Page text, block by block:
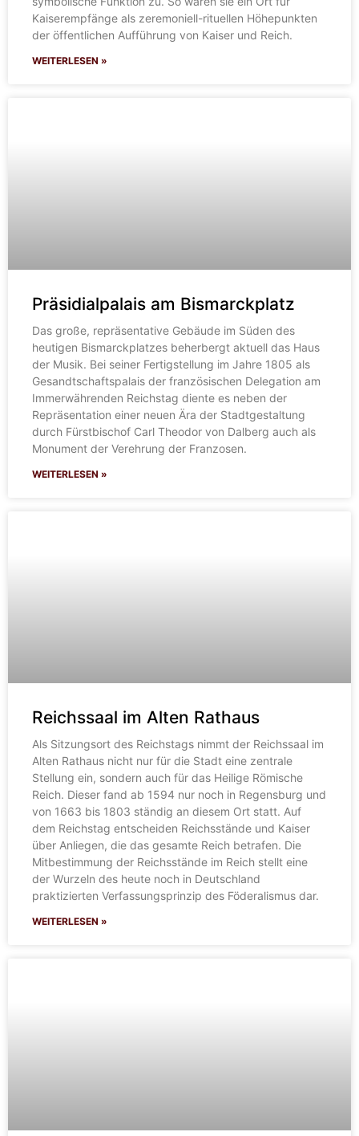
Kaiserempfänge als zeremoniell-rituellen Höhepunkten
der öffentlichen Aufführung von Kaiser und Reich.
WEITERLESEN »
Präsidialpalais am Bismarckplatz
Das große, repräsentative Gebäude im Süden des
heutigen Bismarckplatzes beherbergt aktuell das Haus
der Musik. Bei seiner Fertigstellung im Jahre 1805 als
Gesandtschaftspalais der französischen Delegation am
Immerwährenden Reichstag diente es neben der
Repräsentation einer neuen Ära der Stadtgestaltung
durch Fürstbischof Carl Theodor von Dalberg auch als
Monument der Verehrung der Franzosen.
WEITERLESEN »
Reichssaal im Alten Rathaus
Als Sitzungsort des Reichstags nimmt der Reichssaal im
Alten Rathaus nicht nur für die Stadt eine zentrale
Stellung ein, sondern auch für das Heilige Römische
Reich. Dieser fand ab 1594 nur noch in Regensburg und
von 1663 bis 1803 ständig an diesem Ort statt. Auf
dem Reichstag entscheiden Reichsstände und Kaiser
über Anliegen, die das gesamte Reich betrafen. Die
Mitbestimmung der Reichsstände im Reich stellt eine
der Wurzeln des heute noch in Deutschland
praktizierten Verfassungsprinzip des Föderalismus dar.
WEITERLESEN »